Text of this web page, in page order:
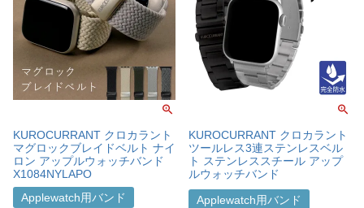
KUROCURRANT クロカラント
マグロックブレイドベルト ナイ
ロン アップルウォッチバンド
X1084NYLAPO
Applewatch用バンド
KUROCURRANT クロカラント
ツールレス3連ステンレスベル
ト ステンレススチール アップ
ルウォッチバンド
X1080304APO
Applewatch用バンド